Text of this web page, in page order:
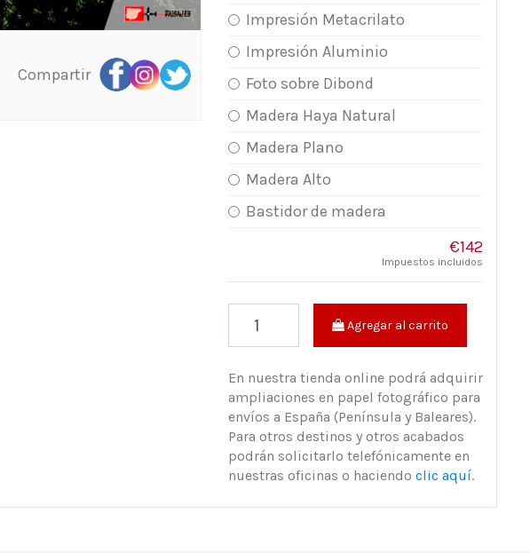
Compartir
Impresión Metacrilato
Impresión Aluminio
Foto sobre Dibond
Madera Haya Natural
Madera Plano
Madera Alto
Bastidor de madera
€142
Impuestos incluidos
Agregar al carrito
En nuestra tienda online podrá adquirir
ampliaciones en papel fotográfico para
envíos a España (Península y Baleares).
Para otros destinos y otros acabados
podrán solicitarlo telefónicamente en
nuestras oficinas o haciendo clic aquí.